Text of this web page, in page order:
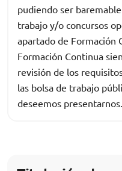
pudiendo ser
trabajo y/o concursos
apartado de Formación
Formación Continua
revisión de los
las bolsa de trabajo
deseemos presentarnos.